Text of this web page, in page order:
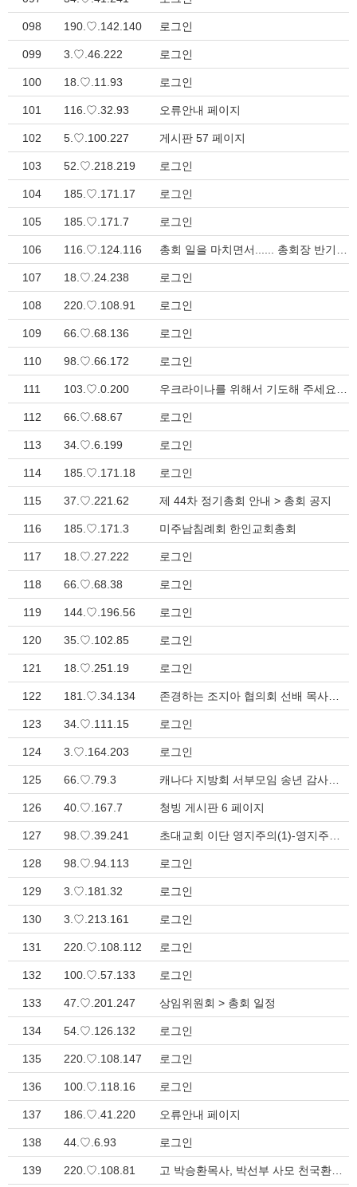
098 190.♡.142.140 로그인
099 3.♡.46.222 로그인
100 18.♡.11.93 로그인
101 116.♡.32.93 오류안내 페이지
102 5.♡.100.227 게시판 57 페이지
103 52.♡.218.219 로그인
104 185.♡.171.17 로그인
105 185.♡.171.7 로그인
106 116.♡.124.116
107 18.♡.24.238 로그인
108 220.♡.108.91 로그인
109 66.♡.68.136 로그인
110 98.♡.66.172 로그인
111 103.♡.0.200
112 66.♡.68.67 로그인
113 34.♡.6.199 로그인
114 185.♡.171.18 로그인
115 37.♡.221.62 제 44차 정기총회 안내 > 총회 공지
116 185.♡.171.3 미주남침례회 한인교회총회
117 18.♡.27.222 로그인
118 66.♡.68.38 로그인
119 144.♡.196.56 로그인
120 35.♡.102.85 로그인
121 18.♡.251.19 로그인
122 181.♡.34.134
123 34.♡.111.15 로그인
124 3.♡.164.203 로그인
125 66.♡.79.3
126 40.♡.167.7 청빙 게시판 6 페이지
127 98.♡.39.241
128 98.♡.94.113 로그인
129 3.♡.181.32 로그인
130 3.♡.213.161 로그인
131 220.♡.108.112 로그인
132 100.♡.57.133 로그인
133 47.♡.201.247 상임위원회 > 총회 일정
134 54.♡.126.132 로그인
135 220.♡.108.147 로그인
136 100.♡.118.16 로그인
137 186.♡.41.220 오류안내 페이지
138 44.♡.6.93 로그인
139 220.♡.108.81